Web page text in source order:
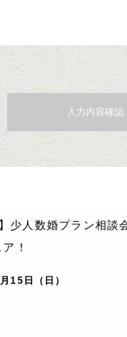
入力内容確認
】少人数婚プラン相談
！
15日（日）